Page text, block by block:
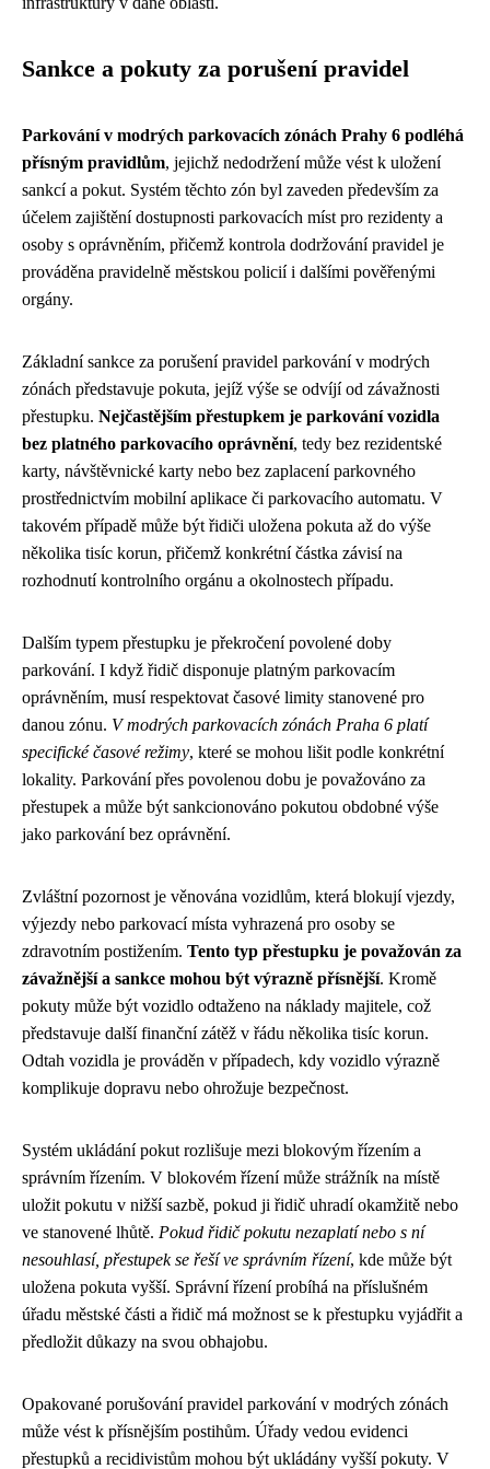
Sankce a pokuty za porušení pravidel
Parkování v modrých parkovacích zónách Prahy 6 podléhá
přísným pravidlům, jejichž nedodržení může vést k uložení
sankcí a pokut. Systém těchto zón byl zaveden především za
účelem zajištění dostupnosti parkovacích míst pro rezidenty a
osoby s oprávněním, přičemž kontrola dodržování pravidel je
prováděna pravidelně městskou policií i dalšími pověřenými
orgány.
Základní sankce za porušení pravidel parkování v modrých
zónách představuje pokuta, jejíž výše se odvíjí od závažnosti
přestupku. Nejčastějším přestupkem je parkování vozidla
bez platného parkovacího oprávnění, tedy bez rezidentské
karty, návštěvnické karty nebo bez zaplacení parkovného
prostřednictvím mobilní aplikace či parkovacího automatu. V
takovém případě může být řidiči uložena pokuta až do výše
několika tisíc korun, přičemž konkrétní částka závisí na
rozhodnutí kontrolního orgánu a okolnostech případu.
Dalším typem přestupku je překročení povolené doby
parkování. I když řidič disponuje platným parkovacím
oprávněním, musí respektovat časové limity stanovené pro
danou zónu. V modrých parkovacích zónách Praha 6 platí
specifické časové režimy, které se mohou lišit podle konkrétní
lokality. Parkování přes povolenou dobu je považováno za
přestupek a může být sankcionováno pokutou obdobné výše
jako parkování bez oprávnění.
Zvláštní pozornost je věnována vozidlům, která blokují vjezdy,
výjezdy nebo parkovací místa vyhrazená pro osoby se
zdravotním postižením. Tento typ přestupku je považován za
závažnější a sankce mohou být výrazně přísnější. Kromě
pokuty může být vozidlo odtaženo na náklady majitele, což
představuje další finanční zátěž v řádu několika tisíc korun.
Odtah vozidla je prováděn v případech, kdy vozidlo výrazně
komplikuje dopravu nebo ohrožuje bezpečnost.
Systém ukládání pokut rozlišuje mezi blokovým řízením a
správním řízením. V blokovém řízení může strážník na místě
uložit pokutu v nižší sazbě, pokud ji řidič uhradí okamžitě nebo
ve stanovené lhůtě. Pokud řidič pokutu nezaplatí nebo s ní
nesouhlasí, přestupek se řeší ve správním řízení, kde může být
uložena pokuta vyšší. Správní řízení probíhá na příslušném
úřadu městské části a řidič má možnost se k přestupku vyjádřit a
předložit důkazy na svou obhajobu.
Opakované porušování pravidel parkování v modrých zónách
může vést k přísnějším postihům. Úřady vedou evidenci
přestupků a recidivistům mohou být ukládány vyšší pokuty. V